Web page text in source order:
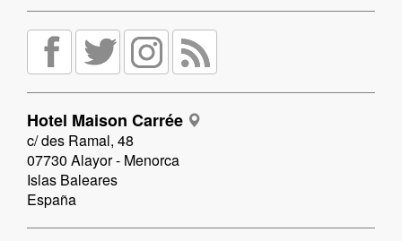
Hotel Maison Carrée
c/ des Ramal, 48
07730 Alayor - Menorca
Islas Baleares
España